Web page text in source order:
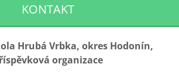
KONTAKT
Hrubá Vrbka, okres Hodonín,
organizace